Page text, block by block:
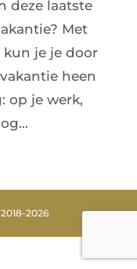
deze laatste
Met
kun je je door
heen
op je werk,
2026